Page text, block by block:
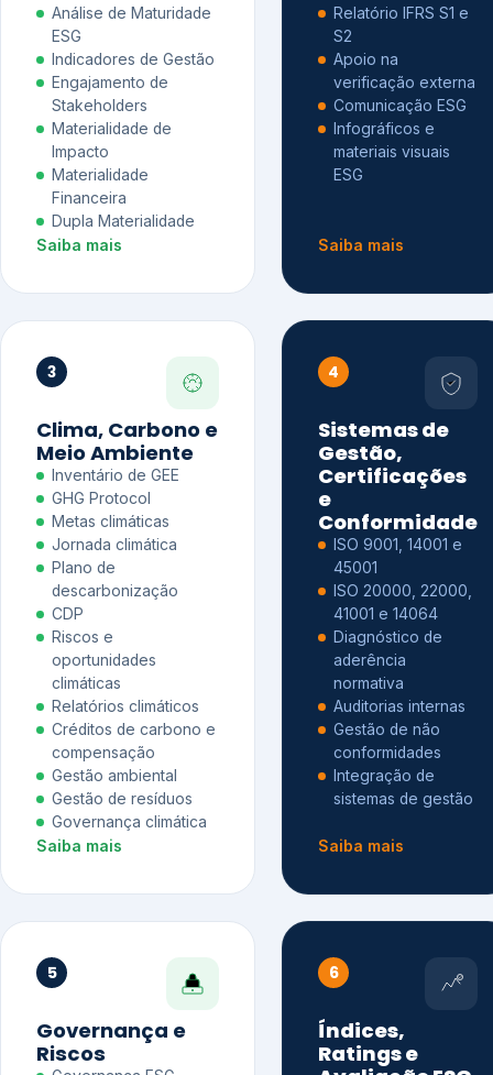
Análise de Maturidade
ESG
Indicadores de Gestão
Engajamento de
Stakeholders
Materialidade de
Impacto
Materialidade
Financeira
Dupla Materialidade
Saiba mais
Relatório IFRS S1 e
S2
Apoio na
verificação externa
Comunicação ESG
Infográficos e
materiais visuais
ESG
Saiba mais
3
Clima, Carbono e
Meio Ambiente
Inventário de GEE
GHG Protocol
Metas climáticas
Jornada climática
Plano de
descarbonização
CDP
Riscos e
oportunidades
climáticas
Relatórios climáticos
Créditos de carbono e
compensação
Gestão ambiental
Gestão de resíduos
Governança climática
Saiba mais
4
Sistemas de
Gestão,
Certificações
e
Conformidade
ISO 9001, 14001 e
45001
ISO 20000, 22000,
41001 e 14064
Diagnóstico de
aderência
normativa
Auditorias internas
Gestão de não
conformidades
Integração de
sistemas de gestão
Saiba mais
5
Governança e
Riscos
6
Índices,
Ratings e